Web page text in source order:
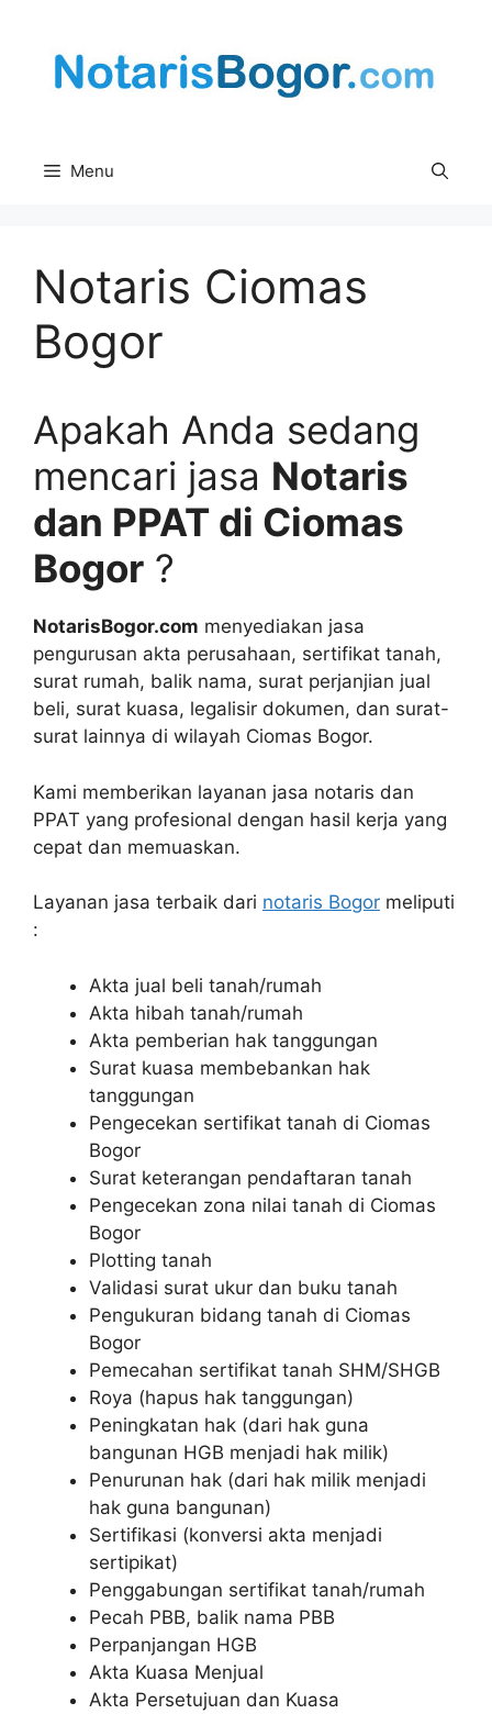
content
Menu
Notaris Ciomas
Bogor
Apakah Anda sedang
mencari jasa Notaris
dan PPAT di Ciomas
Bogor ?
NotarisBogor.com menyediakan jasa
pengurusan akta perusahaan, sertifikat tanah,
surat rumah, balik nama, surat perjanjian jual
beli, surat kuasa, legalisir dokumen, dan surat-
surat lainnya di wilayah Ciomas Bogor.
Kami memberikan layanan jasa notaris dan
PPAT yang profesional dengan hasil kerja yang
cepat dan memuaskan.
Layanan jasa terbaik dari notaris Bogor meliputi
:
Akta jual beli tanah/rumah
Akta hibah tanah/rumah
Akta pemberian hak tanggungan
Surat kuasa membebankan hak
tanggungan
Pengecekan sertifikat tanah di Ciomas
Bogor
Surat keterangan pendaftaran tanah
Pengecekan zona nilai tanah di Ciomas
Bogor
Plotting tanah
Validasi surat ukur dan buku tanah
Pengukuran bidang tanah di Ciomas
Bogor
Pemecahan sertifikat tanah SHM/SHGB
Roya (hapus hak tanggungan)
Peningkatan hak (dari hak guna
bangunan HGB menjadi hak milik)
Penurunan hak (dari hak milik menjadi
hak guna bangunan)
Sertifikasi (konversi akta menjadi
sertipikat)
Penggabungan sertifikat tanah/rumah
Pecah PBB, balik nama PBB
Perpanjangan HGB
Akta Kuasa Menjual
Akta Persetujuan dan Kuasa